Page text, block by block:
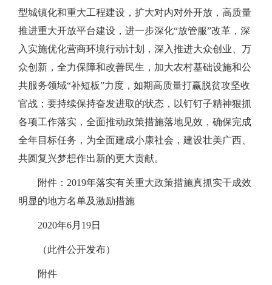
型城镇化和重大工程建设，扩大对内对外开放，高质量
推进重大开放平台建设，进一步深化“放管服”改革，深
入实施优化营商环境行动计划，深入推进大众创业、万
众创新，全力保障和改善民生，加大农村基础设施和公
共服务领域“补短板”力度，如期高质量打赢脱贫攻坚收
官战；要持续保持奋发进取的状态，以钉钉子精神狠抓
各项工作落实，全面推动政策措施落地见效，确保完成
全年目标任务，为全面建成小康社会，建设壮美广西、
共圆复兴梦想作出新的更大贡献。
附件：2019年落实有关重大政策措施真抓实干成效
明显的地方名单及激励措施
2020年6月19日
（此件公开发布）
附件